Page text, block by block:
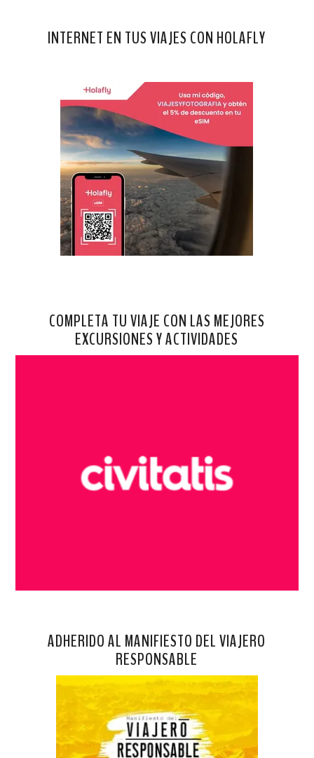
INTERNET EN TUS VIAJES CON HOLAFLY
COMPLETA TU VIAJE CON LAS MEJORES
EXCURSIONES Y ACTIVIDADES
ADHERIDO AL MANIFIESTO DEL VIAJERO
RESPONSABLE